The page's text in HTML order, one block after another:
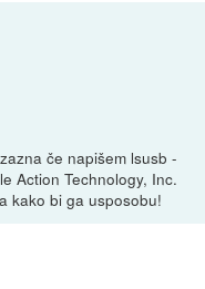
če napišem lsusb -
Action Technology, Inc.
kako bi ga usposobu!